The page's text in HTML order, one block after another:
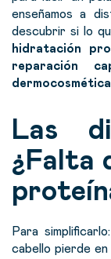
enseñamos a
descubrir si lo
hidratación
reparación
Las
¿Falta
Para
cabello pierde en